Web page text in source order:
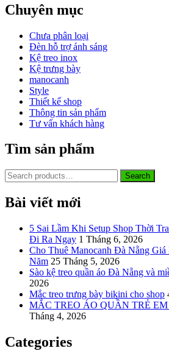
Chuyên mục
Chưa phân loại
Đèn hỗ trợ ánh sáng
Kệ treo inox
Kệ trưng bày
manocanh
Style
Thiết kế shop
Thông tin sản phẩm
Tư vấn khách hàng
Tìm sản phẩm
Search
for:
Search
Bài viết mới
5 Sai Lầm Khi Setup Shop Thời
Đi Ra Ngay 1 Tháng 6, 2026
Cho Thuê Manocanh Đà Nẵng
Năm 25 Tháng 5, 2026
Sào kệ treo quần áo Đà Nẵng và
2026
Mắc treo trưng bày bikini cho shop
MẮC TREO ÁO QUẦN TRẺ EM
Tháng 4, 2026
Categories